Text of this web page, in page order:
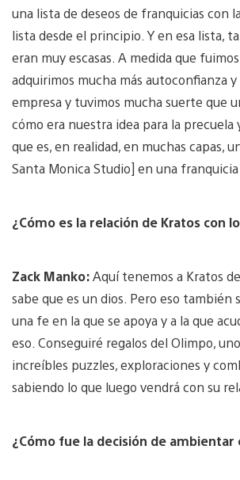
una lista de deseos de franquicias con
lista desde el principio. Y en esa lista,
eran muy escasas. A medida que
adquirimos mucha más autoconfianza
empresa y tuvimos mucha suerte que
cómo era nuestra idea para la
que es, en realidad, en muchas
Santa Monica Studio] en una franquicia
¿Cómo es la relación de Kratos con
Zack Manko:Aquí tenemos a Kratos
sabe que es un dios. Pero eso
una fe en la que se apoya y a la que
eso. Conseguiré regalos del Olimpo,
increíbles puzzles, exploraciones y
sabiendo lo que luego vendrá con su
¿Cómo fue la decisión de